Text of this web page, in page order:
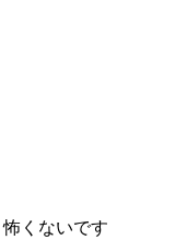
くないです